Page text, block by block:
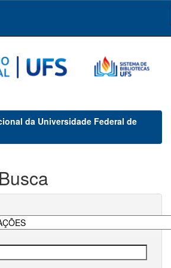
da Universidade Federal de